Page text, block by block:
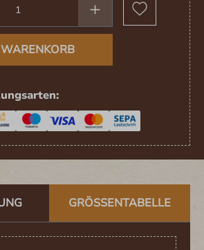
GRÖSSENTABELLE